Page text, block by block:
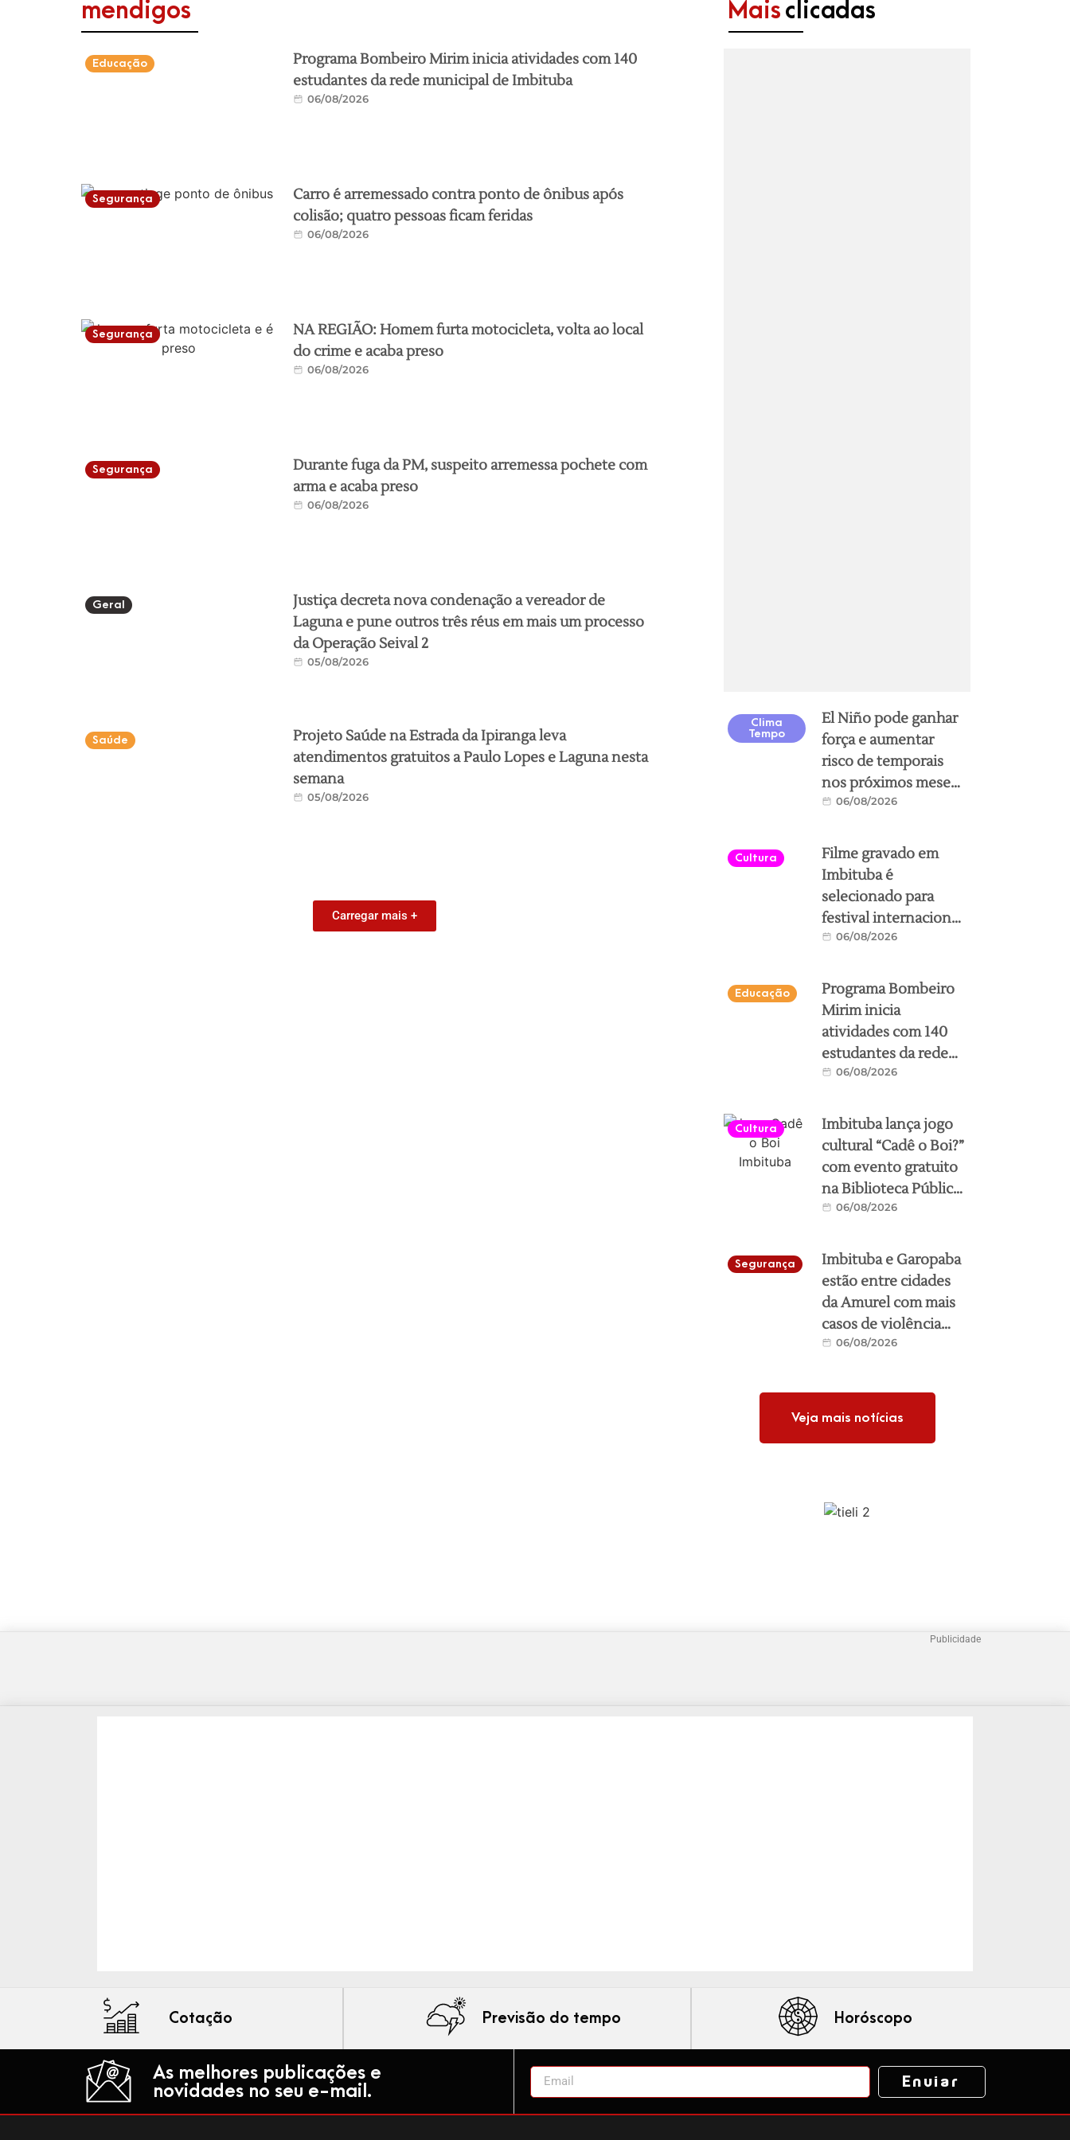
mendigos
Educação
Programa Bombeiro Mirim inicia atividades com 140
estudantes da rede municipal de Imbituba
06/08/2026
Segurança
Carro é arremessado contra ponto de ônibus após
colisão; quatro pessoas ficam feridas
06/08/2026
Segurança
NA REGIÃO: Homem furta motocicleta, volta ao local
do crime e acaba preso
06/08/2026
Segurança
Durante fuga da PM, suspeito arremessa pochete com
arma e acaba preso
06/08/2026
Geral
Justiça decreta nova condenação a vereador de
Laguna e pune outros três réus em mais um processo
da Operação Seival 2
05/08/2026
Saúde
Projeto Saúde na Estrada da Ipiranga leva
atendimentos gratuitos a Paulo Lopes e Laguna nesta
semana
05/08/2026
Carregar mais +
Mais clicadas
Clima
Tempo
El Niño pode ganhar
força e aumentar
risco de temporais
nos próximos meses
no Sul de SC; veja
06/08/2026
Cultura
Filme gravado em
Imbituba é
selecionado para
festival internacional
de cinema em
06/08/2026
Educação
Programa Bombeiro
Mirim inicia
atividades com 140
estudantes da rede
municipal de
06/08/2026
Cultura
Imbituba lança jogo
cultural “Cadê o Boi?”
com evento gratuito
na Biblioteca Pública
neste sábado
06/08/2026
Segurança
Imbituba e Garopaba
estão entre cidades
da Amurel com mais
casos de violência
contra a mulher; veja
06/08/2026
Veja mais notícias
Publicidade
Cotação Previsão do tempo Horóscopo
As melhores publicações e
novidades no seu e-mail.
Enviar